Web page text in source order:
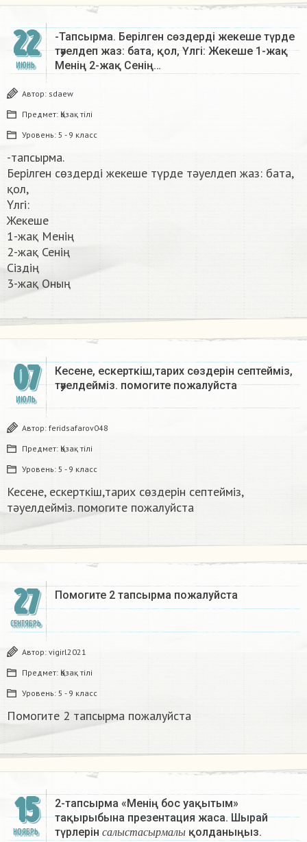
22
ИЮНЬ
-Тапсырма. Берілген сөздерді жекеше түрде
тәуелдеп жаз: бата, қол, Үлгі: Жекеше 1-жақ
Менің 2-жақ Сенің…
Автор: sdaew
Предмет: Қазақ тiлi
Уровень: 5 - 9 класс
-тапсырма.
Берілген сөздерді жекеше түрде тәуелдеп жаз: бата,
қол,
Үлгі:
Жекеше
1-жақ Менің
2-жақ Сенің
Сіздің
3-жақ Оның​
07
ИЮЛЬ
Кесене, ескерткіш,тарих сөздерін септейміз,
тәуелдейміз. помогите пожалуйста
Автор: feridsafarov048
Предмет: Қазақ тiлi
Уровень: 5 - 9 класс
Кесене, ескерткіш,тарих сөздерін септейміз,
тәуелдейміз. помогите пожалуйста
27
СЕНТЯБРЬ
Помогите 2 тапсырма пожалуйста
Автор: vigirl2021
Предмет: Қазақ тiлi
Уровень: 5 - 9 класс
Помогите 2 тапсырма пожалуйста
15
НОЯБРЬ
2-тапсырма «Менің бос уақытым»
тақырыбына презентация жаса. Шырай
түрлерін
с ал ы с т а с ы рмал ы
с а қолданыңыз.